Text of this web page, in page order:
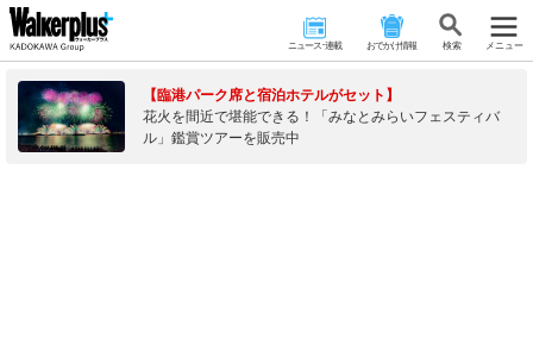
ニュース･連載 おでかけ情報 検 索 メニュー
【臨港パーク席と宿泊ホテルがセット】
花火を間近で堪能できる！「みなとみらいフェスティバ
ル」鑑賞ツアーを販売中